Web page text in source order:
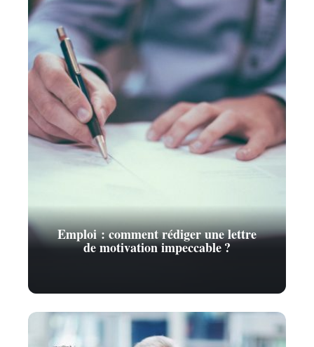
Emploi : comment rédiger une lettre
de motivation impeccable ?